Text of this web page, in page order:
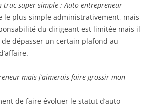
truc super simple : Auto entrepreneur
le plus simple administrativement, mais
du dirigeant est limitée mais il
de dépasser un certain plafond au
mais j’aimerais faire grossir mon
de faire évoluer le statut d’auto